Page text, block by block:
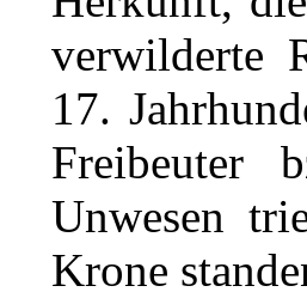
verwilderte
17.
Freibeuter
Unwesen
Krone